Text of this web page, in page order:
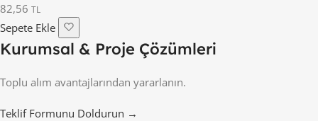
82,56 TL
Sepete Ekle
Kurumsal & Proje Çözümleri
Toplu alım avantajlarından yararlanın.
Teklif Formunu Doldurun →